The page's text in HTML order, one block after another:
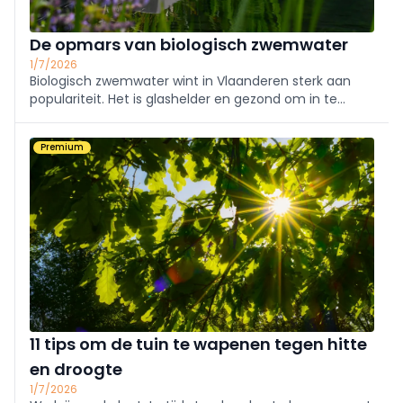
De opmars van biologisch zwemwater
1/7/2026
Biologisch zwemwater wint in Vlaanderen sterk aan
populariteit. Het is glashelder en gezond om in te
geïntegreerd in het bredere tuinontwerp. De
zwemvijver groeit zo uit van waterpartij tot ...
Premium
11 tips om de tuin te wapenen tegen hitte
en droogte
1/7/2026